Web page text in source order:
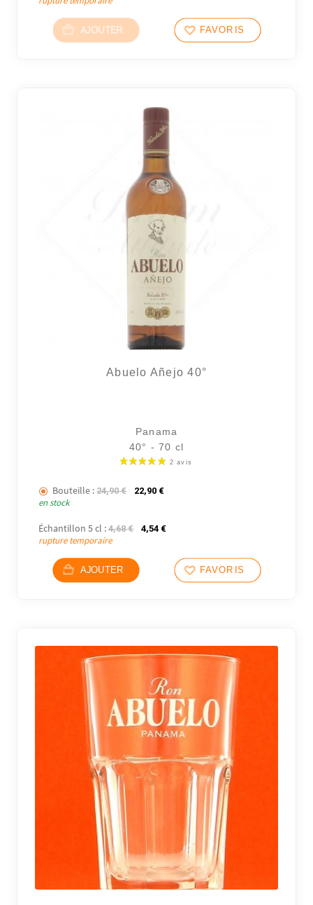
AJOUTER FAVORIS
Abuelo Añejo 40°
Panama
40° - 70 cl
Bouteille : 24,90€ Le prix initial était : 24,90 €.
22,90 €Le prix actuel est : 22,90 €.
en stock
Échantillon 5 cl : 4,68€ Le prix initial était : 4,68 €.
4,54 €Le prix actuel est : 4,54 €.
rupture temporaire
AJOUTER FAVORIS